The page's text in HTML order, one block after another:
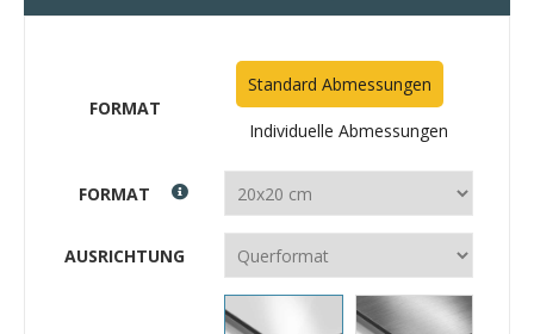
FORMAT
Standard Abmessungen
Individuelle Abmessungen
FORMAT
AUSRICHTUNG